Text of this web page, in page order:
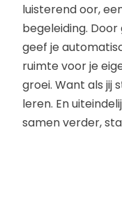
luisterend oor,
begeleiding.
geef je
ruimte voor je
groei. Want als jij
leren. En
samen verder,